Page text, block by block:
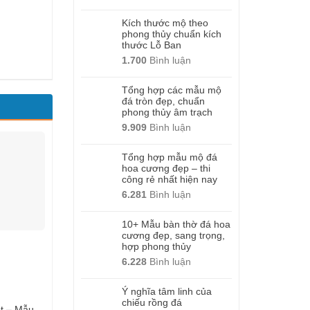
Kích thước mộ theo
phong thủy chuẩn kích
thước Lỗ Ban
1.700 Bình luận
Tổng hợp các mẫu mộ
đá tròn đẹp, chuẩn
phong thủy âm trạch
9.909 Bình luận
Tổng hợp mẫu mộ đá
hoa cương đẹp – thi
công rẻ nhất hiện nay
6.281 Bình luận
10+ Mẫu bàn thờ đá hoa
cương đẹp, sang trọng,
hợp phong thủy
6.228 Bình luận
Ý nghĩa tâm linh của
chiếu rồng đá